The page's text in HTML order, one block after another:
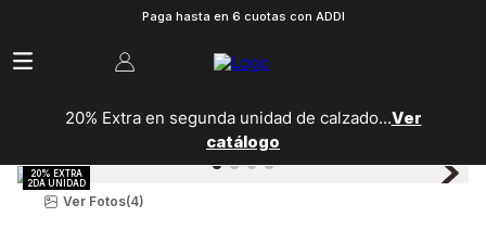
Paga hasta en 6 cuotas con ADDI
20% Extra en segunda unidad de calzado...Ver
catálogo
Ver Fotos(4)